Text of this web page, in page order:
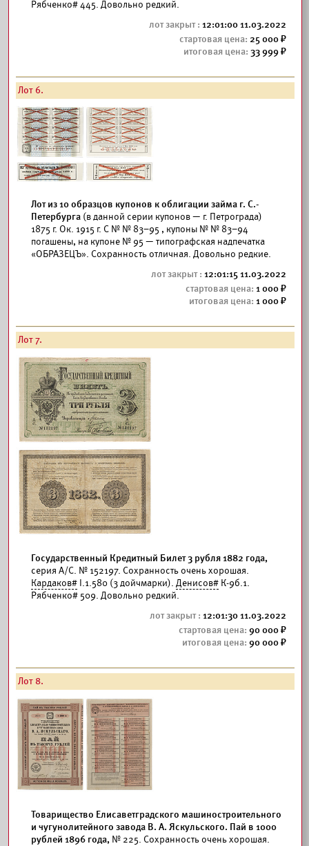
Рябченко# 445. Довольно редкий.
12:01:00 11.03.2022
25 000
33 999
Лот 6.
Лот из 10 образцов купонов к облигации займа г. С.-
Петербурга (в данной серии купонов — г. Петрограда)
1875 г. Ок. 1915 г. С № № 83–95 , купоны № № 83–94
погашены, на купоне № 95 — типографская надпечатка
«ОБРАЗЕЦЪ». Сохранность отличная. Довольно редкие.
12:01:15 11.03.2022
1 000
1 000
Лот 7.
Государственный Кредитный Билет 3 рубля 1882 года,
серия А/С. № 152197. Сохранность очень хорошая.
Кардаков# I.1.580 (3 дойчмарки). Денисов# К-9б.1.
Рябченко# 509. Довольно редкий.
12:01:30 11.03.2022
90 000
90 000
Лот 8.
Товарищество Елисаветградского машиностроительного
и чугунолитейного завода В. А. Яскульского. Пай в 1000
рублей 1896 года, № 225. Сохранность очень хорошая.